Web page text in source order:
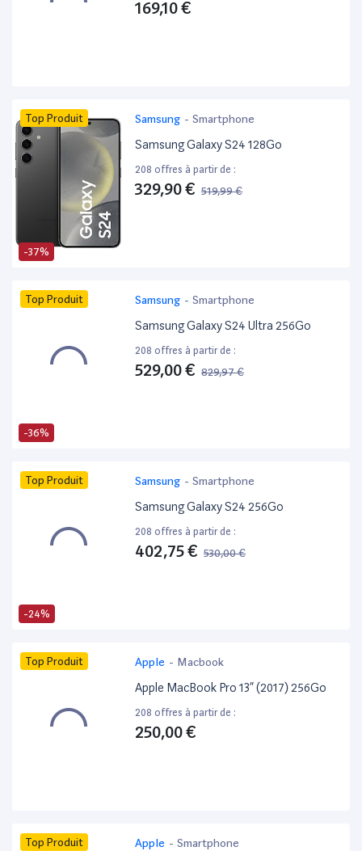
169,10 €
-37%
Top Produit Samsung - Smartphone
Samsung Galaxy S24 128Go
208 offres à partir de :
329,90 € 519,99 €
-36%
Top Produit Samsung - Smartphone
Samsung Galaxy S24 Ultra 256Go
208 offres à partir de :
529,00 € 829,97 €
-24%
Top Produit Samsung - Smartphone
Samsung Galaxy S24 256Go
208 offres à partir de :
402,75 € 530,00 €
Top Produit Apple - Macbook
Apple MacBook Pro 13” (2017) 256Go
208 offres à partir de :
250,00 €
Top Produit Apple - Smartphone